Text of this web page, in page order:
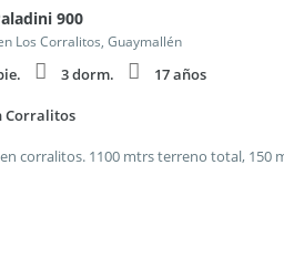
900
Los Corralitos, Guaymallén
3 dorm. 17 años
Corralitos